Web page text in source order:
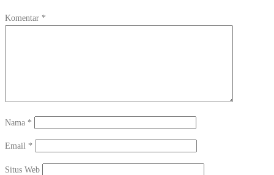
Komentar *
Nama *
Email *
Situs Web